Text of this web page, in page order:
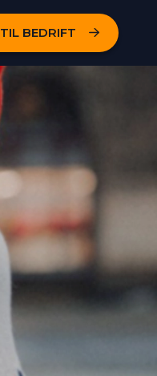
TIL BEDRIFT